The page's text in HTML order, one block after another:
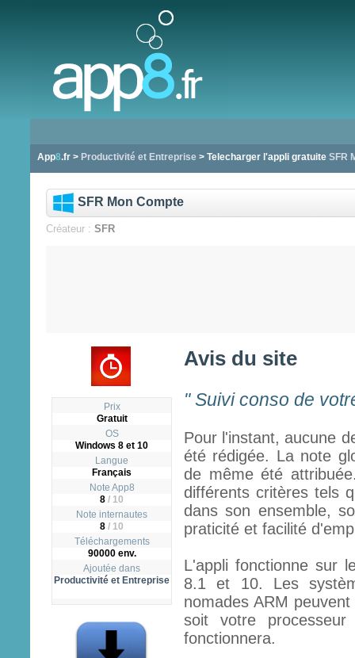
App8.fr > Productivité et Entreprise> Telecharger l'appli gratuite SFR
SFR Mon Compte
Créateur : SFR
Prix
Gratuit
OS
Windows 8 et 10
Langue
Français
Note App8
8 / 10
Note internautes
8 / 10
Téléchargements
90000 env.
Ajoutée dans
Productivité et Entreprise
Avis du site
" Suivi conso de
Pour l'instant, aucune
été rédigée. La note
de même été
différents critères tels
dans son ensemble,
praticité et facilité
L'appli fonctionne sur
8.1 et 10. Les
nomades ARM
soit votre
fonctionnera.